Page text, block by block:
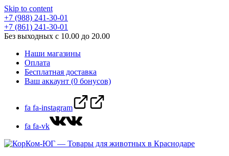
Skip to content
+7 (988) 241-30-01
+7 (861) 241-30-01
Без выходных с 10.00 до 20.00
Наши магазины
Оплата
Бесплатная доставка
Ваш аккаунт (0 бонусов)
fa fa-instagram
fa fa-vk